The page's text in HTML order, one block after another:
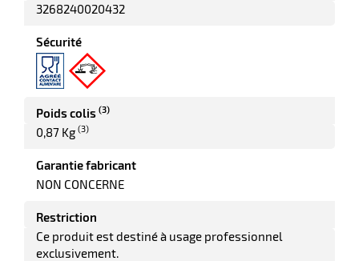
3268240020432
Sécurité
Poids colis (3)
0,87 Kg (3)
Garantie fabricant
NON CONCERNE
Restriction
Ce produit est destiné à usage professionnel
exclusivement.